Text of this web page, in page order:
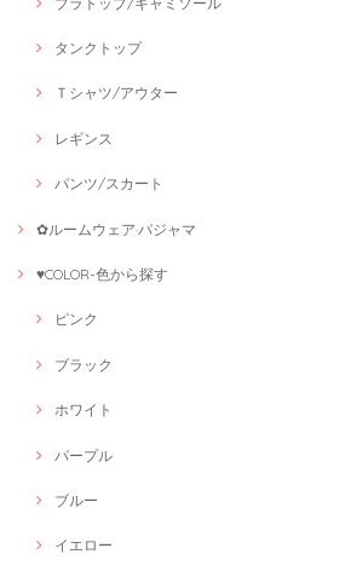
タンクトップ
Ｔシャツ/アウター
レギンス
パンツ/スカート
✿ルームウェア·パジャマ
♥COLOR-色から探す
ピンク
ブラック
ホワイト
パープル
ブルー
イエロー